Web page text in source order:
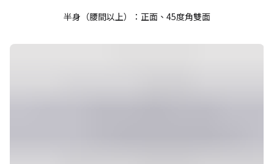
半身（腰間以上）：正面、45度角雙面